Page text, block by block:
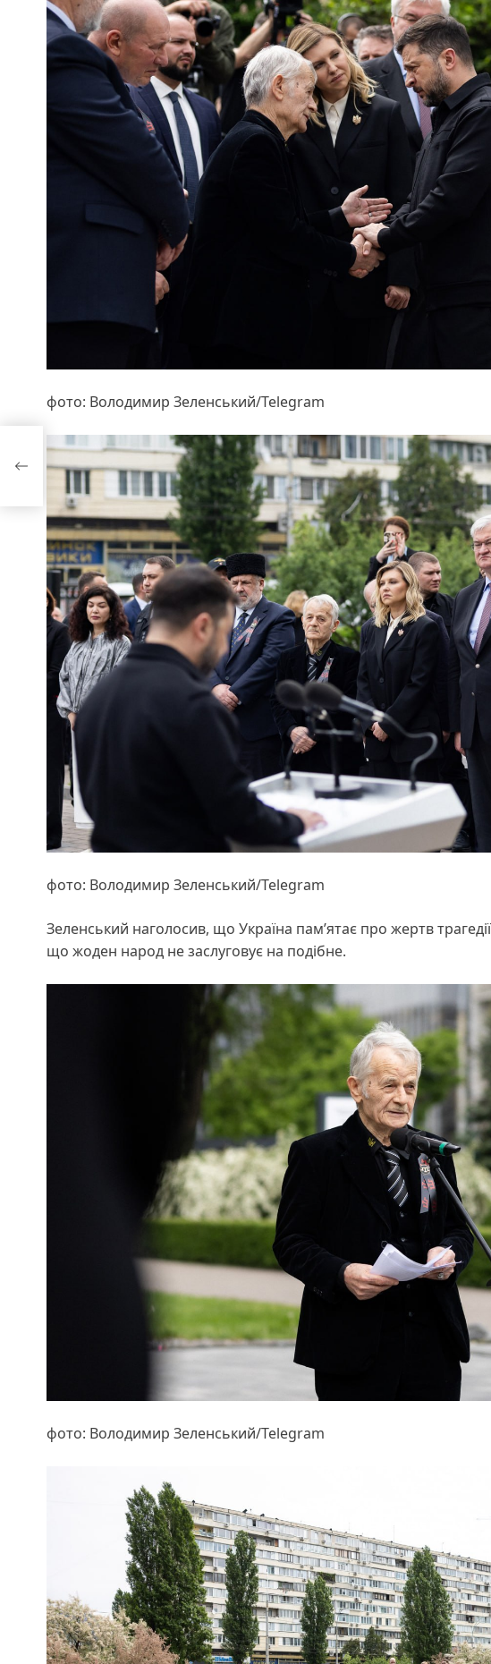
фото: Володимир Зеленський/Telegram
фото: Володимир Зеленський/Telegram
Зеленський наголосив, що Україна пам’ятає про жертв
що жоден народ не заслуговує на подібне.
фото: Володимир Зеленський/Telegram